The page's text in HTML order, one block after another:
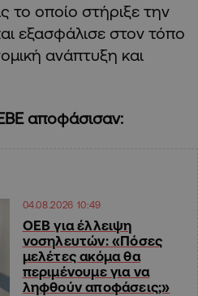
το οποίο στήριξε την
εξασφάλισε στον τόπο
ανάπτυξη και
αποφάσισαν:
04.08.2026 10:49
ΟΕΒ για έλλειψη
νοσηλευτών: «Πόσες
μελέτες ακόμα θα
περιμένουμε για να
ληφθούν αποφάσεις;»